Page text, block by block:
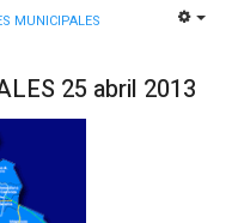
MUNICIPALES
25 abril 2013